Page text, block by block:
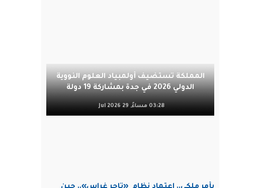
المملكة تستضيف أولمبياد العلوم النووية
الدولي 2026 في جدة بمشاركة 19 دولة
03:28 مساءً, 29 Jul 2026